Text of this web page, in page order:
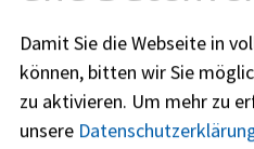
Amtsleitung: Reiner
Newsletter des Umweltamts
Anschrift
Damit Sie die Webseite in
können, bitten wir Sie
zu aktivieren. Um mehr zu
unsere